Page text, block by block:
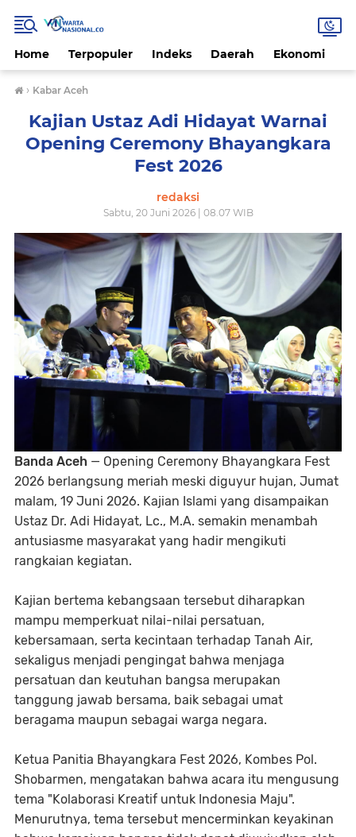
Home Terpopuler Indeks Daerah Ekonomi
› Kabar Aceh
Kajian Ustaz Adi Hidayat Warnai
Opening Ceremony Bhayangkara
Fest 2026
redaksi
Sabtu, 20 Juni 2026 | 08.07 WIB
Banda Aceh — Opening Ceremony Bhayangkara Fest
2026 berlangsung meriah meski diguyur hujan, Jumat
malam, 19 Juni 2026. Kajian Islami yang disampaikan
Ustaz Dr. Adi Hidayat, Lc., M.A. semakin menambah
antusiasme masyarakat yang hadir mengikuti
rangkaian kegiatan.
Kajian bertema kebangsaan tersebut diharapkan
mampu memperkuat nilai-nilai persatuan,
kebersamaan, serta kecintaan terhadap Tanah Air,
sekaligus menjadi pengingat bahwa menjaga
persatuan dan keutuhan bangsa merupakan
tanggung jawab bersama, baik sebagai umat
beragama maupun sebagai warga negara.
Ketua Panitia Bhayangkara Fest 2026, Kombes Pol.
Shobarmen, mengatakan bahwa acara itu mengusung
tema "Kolaborasi Kreatif untuk Indonesia Maju".
Menurutnya, tema tersebut mencerminkan keyakinan